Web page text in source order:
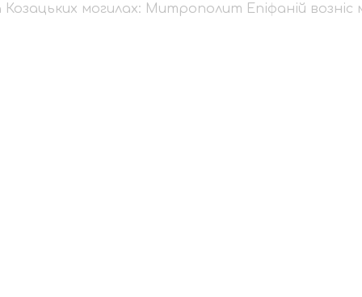
Козацьких могилах: Митрополит Епіфаній возніс